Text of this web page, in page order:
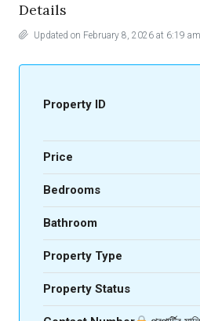
Details
Updated on February 8, 2026 at 6:19 am
Property ID
Price
Bedrooms
Bathroom
Property Type
Property Status